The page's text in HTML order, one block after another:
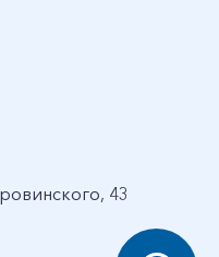
43